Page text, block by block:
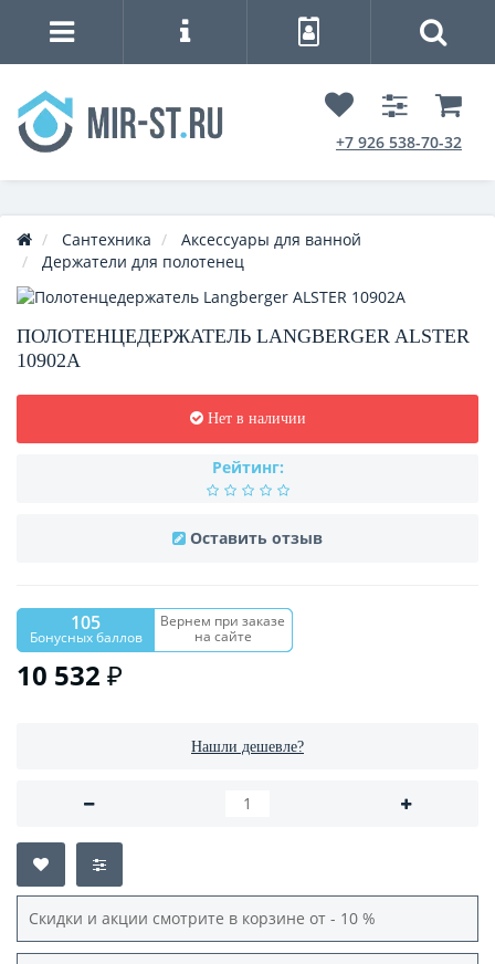
+7 926 538-70-32
Сантехника
Аксессуары для ванной
Держатели для полотенец
ПОЛОТЕНЦЕДЕРЖАТЕЛЬ LANGBERGER ALSTER
10902A
Нет в наличии
Рейтинг:
Оставить отзыв
105
Бонусных баллов
Вернем при заказе
на сайте
10 532 ₽
Нашли дешевле?
Скидки и акции смотрите в корзине от - 10 %